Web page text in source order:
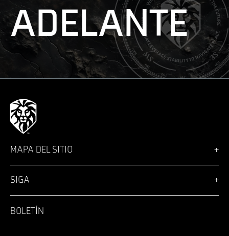
ADELANTE
MAPA DEL SITIO
Visión
Soluciones
Noticias
Carreras profesionales
Inicio de sesión
SIGA
Facebook
LinkedIn
Instagram
BOLETÍN